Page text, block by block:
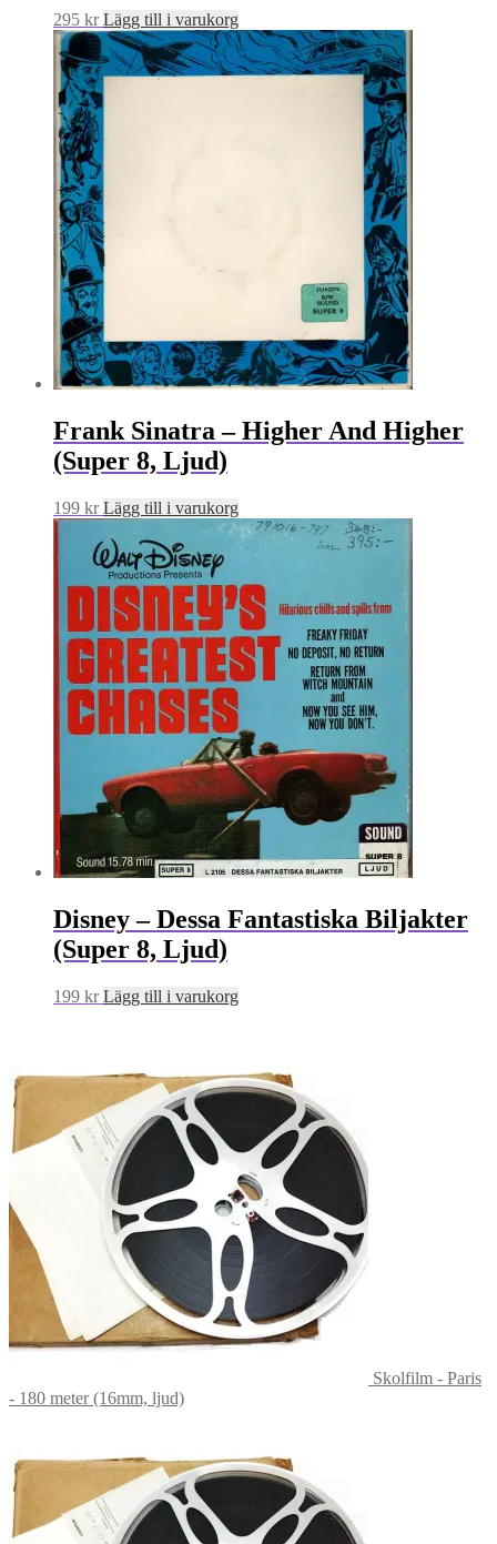
295 kr Lägg till i varukorg
Frank Sinatra – Higher And Higher
(Super 8, Ljud)
199 kr Lägg till i varukorg
Disney – Dessa Fantastiska Biljakter
(Super 8, Ljud)
199 kr Lägg till i varukorg
Skolfilm - Paris
- 180 meter (16mm, ljud)